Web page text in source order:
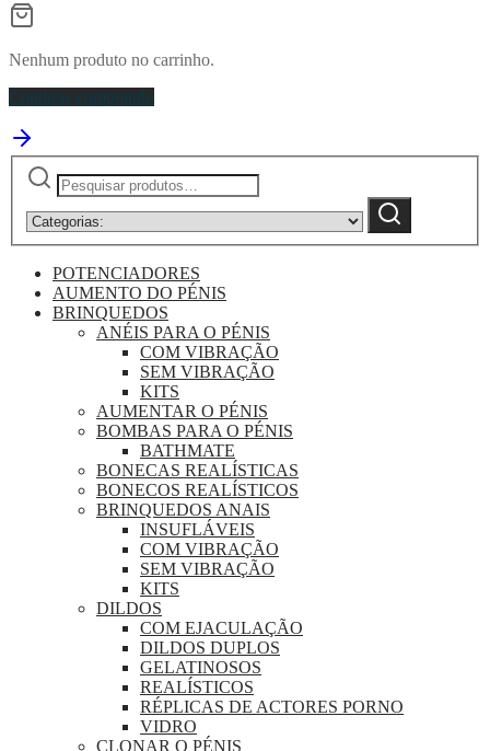
Nenhum produto no carrinho.
Continue comprando
Pesquisar
category:
Pesquisa
POTENCIADORES
AUMENTO DO PÉNIS
BRINQUEDOS
ANÉIS PARA O PÉNIS
COM VIBRAÇÃO
SEM VIBRAÇÃO
KITS
AUMENTAR O PÉNIS
BOMBAS PARA O PÉNIS
BATHMATE
BONECAS REALÍSTICAS
BONECOS REALÍSTICOS
BRINQUEDOS ANAIS
INSUFLÁVEIS
COM VIBRAÇÃO
SEM VIBRAÇÃO
KITS
DILDOS
COM EJACULAÇÃO
DILDOS DUPLOS
GELATINOSOS
REALÍSTICOS
RÉPLICAS DE ACTORES PORNO
VIDRO
CLONAR O PÉNIS